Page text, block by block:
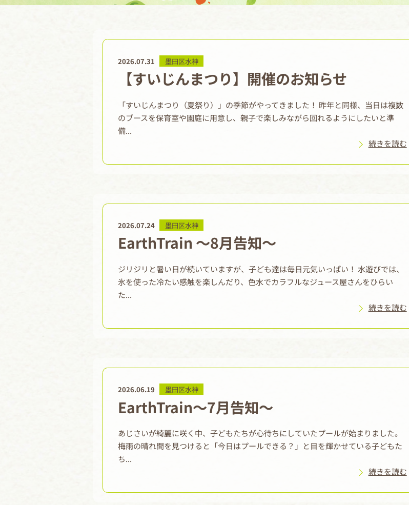
2026.07.31 墨田区水神
【すいじんまつり】開催のお知らせ
「すいじんまつり（夏祭り）」の季節がやってきました！ 昨年と同様、当日は複数
のブースを保育室や園庭に用意し、親子で楽しみながら回れるようにしたいと準
備...
続きを読む
2026.07.24 墨田区水神
EarthTrain ～8月告知～
ジリジリと暑い日が続いていますが、子ども達は毎日元気いっぱい！ 水遊びでは、
氷を使った冷たい感触を楽しんだり、色水でカラフルなジュース屋さんをひらい
た...
続きを読む
2026.06.19 墨田区水神
EarthTrain～7月告知～
あじさいが綺麗に咲く中、子どもたちが心待ちにしていたプールが始まりました。
梅雨の晴れ間を見つけると「今日はプールできる？」と目を輝かせている子どもた
ち...
続きを読む